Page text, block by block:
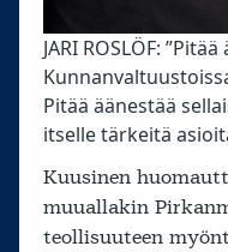
JARI ROSLÖF:
Pitää äänestää
itselle tärkeitä
Kuusinen
muuallakin
teollisuuteen